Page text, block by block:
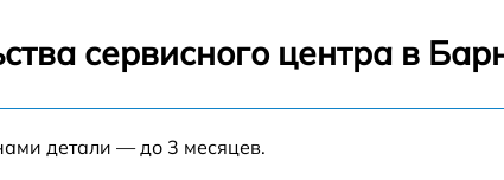
от 60 мин
сервисного центра в
детали — до 3 месяцев.